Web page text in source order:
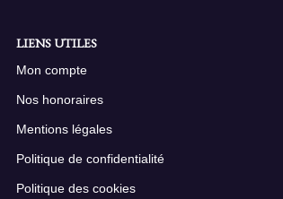
LIENS UTILES
Mon compte
Nos honoraires
Mentions légales
Politique de confidentialité
Politique des cookies